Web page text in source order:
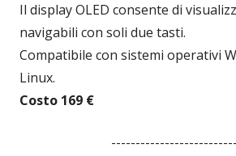
Il display OLED consente di
navigabili con soli due tasti.
Compatibile con sistemi operativi
Linux.
Costo 169 €